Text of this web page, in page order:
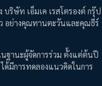
ริษัท เอ็มเค เรสโตรองต์ กรุ๊ป
อย่างคุณทานตะวันและคุณธีร์
ฐานะผู้จัดการร่วม ตั้งแต่ต้นปี
ด้มีการทดลองแนวคิดในการ